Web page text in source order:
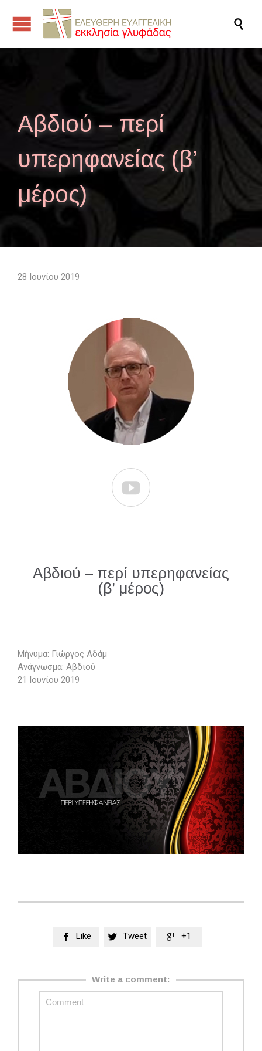

Αβδιού – περί
υπερηφανείας (β’
μέρος)
28 Ιουνίου 2019

Αβδιού – περί υπερηφανείας
(β’ μέρος)
Μήνυμα: Γιώργος Αδάμ
Ανάγνωσμα: Αβδιού
21 Ιουνίου 2019
 Like  Tweet  +1
Write a comment: